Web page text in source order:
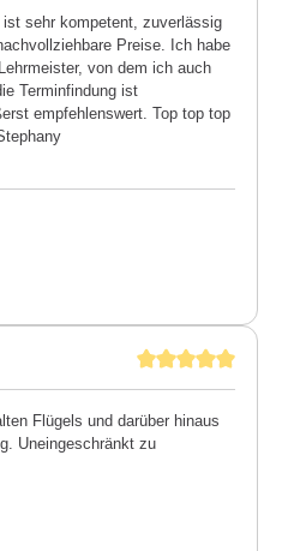
sehr kompetent, zuverlässig
Preise. Ich habe
von dem ich auch
Terminfindung ist
empfehlenswert. Top top top
Flügels und darüber hinaus
Uneingeschränkt zu